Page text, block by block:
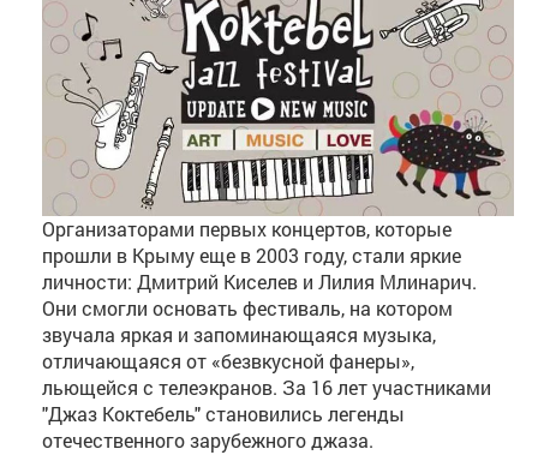
Организаторами первых концертов, которые
прошли в Крыму еще в 2003 году, стали яркие
личности: Дмитрий Киселев и Лилия Млинарич.
Они смогли основать фестиваль, на котором
звучала яркая и запоминающаяся музыка,
отличающаяся от «безвкусной фанеры»,
льющейся с телеэкранов. За 16 лет участниками
"Джаз Коктебель" становились легенды
отечественного зарубежного джаза.